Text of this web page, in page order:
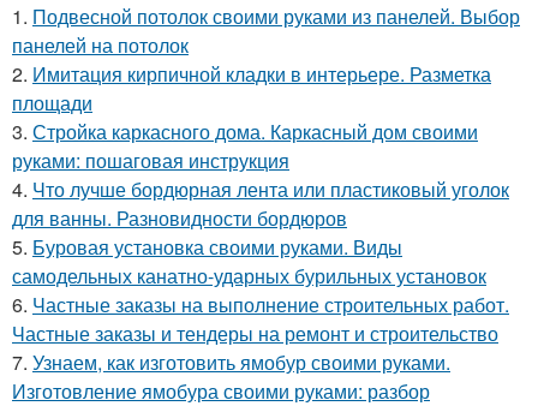
1. Подвесной потолок своими руками из панелей. Выбор
панелей на потолок
2. Имитация кирпичной кладки в интерьере. Разметка
площади
3. Стройка каркасного дома. Каркасный дом своими
руками: пошаговая инструкция
4. Что лучше бордюрная лента или пластиковый уголок
для ванны. Разновидности бордюров
5. Буровая установка своими руками. Виды
самодельных канатно-ударных бурильных установок
6. Частные заказы на выполнение строительных работ.
Частные заказы и тендеры на ремонт и строительство
7. Узнаем, как изготовить ямобур своими руками.
Изготовление ямобура своими руками: разбор